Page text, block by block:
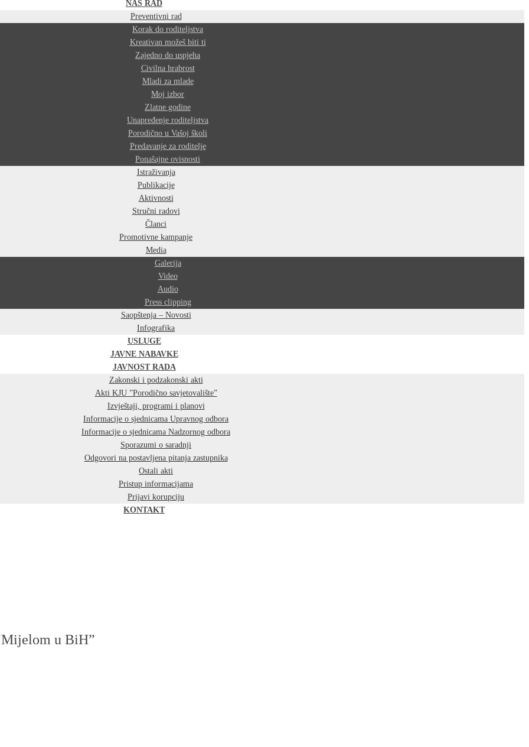
NAŠ RAD
Preventivni rad
Korak do roditeljstva
Kreativan možeš biti ti
Zajedno do uspjeha
Civilna hrabrost
Mladi za mlade
Moj izbor
Zlatne godine
Unapređenje roditeljstva
Porodično u Vašoj školi
Predavanje za roditelje
Ponašajne ovisnosti
Istraživanja
Publikacije
Aktivnosti
Stručni radovi
Članci
Promotivne kampanje
Media
Galerija
Video
Audio
Press clipping
Saopštenja – Novosti
Infografika
USLUGE
JAVNE NABAVKE
JAVNOST RADA
Zakonski i podzakonski akti
Akti KJU ”Porodično savjetovalište”
Izvještaji, programi i planovi
Informacije o sjednicama Upravnog odbora
Informacije o sjednicama Nadzornog odbora
Sporazumi o saradnji
Odgovori na postavljena pitanja zastupnika
Ostali akti
Pristup informacijama
Prijavi korupciju
KONTAKT
u BiH”